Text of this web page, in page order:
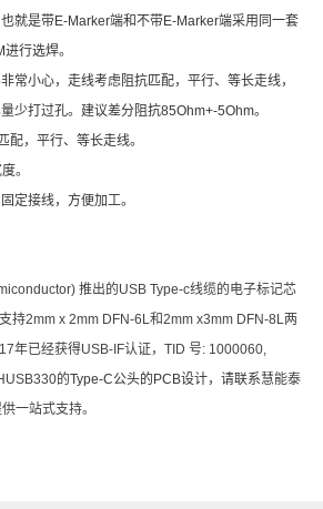
就是带E-Marker端和不带E-Marker端采用同一套
行选焊。
常小心，走线考虑阻抗匹配，平行、等长走线，
少打过孔。建议差分阻抗85Ohm+-5Ohm。
配，平行、等长走线。
。
定接线，方便加工。
推出的USB Type-c线缆的电子标记芯
持2mm x 2mm DFN-6L和2mm x3mm DFN-8L两
年已经获得USB-IF认证，TID 号: 1000060,
的Type-C公头的PCB设计，请联系慧能泰
一站式支持。